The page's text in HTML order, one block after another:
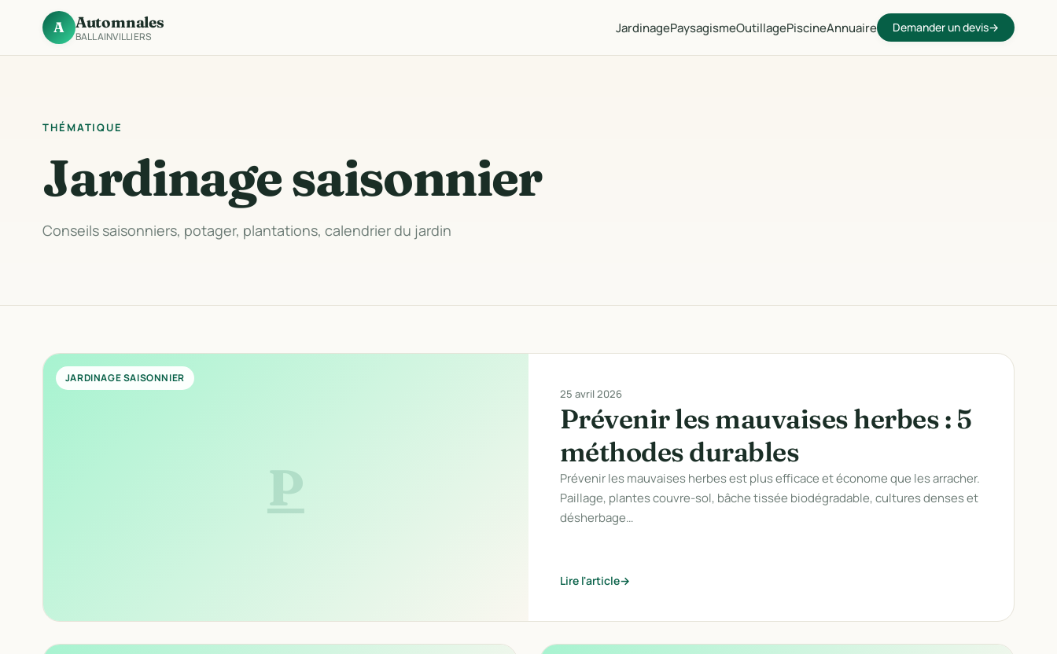
A Automnales
BALLAINVILLIERS
JardinagePaysagismeOutillagePiscineAnnuaire Demander un devis
THÉMATIQUE
Jardinage saisonnier
Conseils saisonniers, potager, plantations, calendrier du jardin
P
JARDINAGE SAISONNIER
25 avril 2026
Prévenir les mauvaises herbes : 5
méthodes durables
Prévenir les mauvaises herbes est plus efficace et économe que les arracher.
Paillage, plantes couvre-sol, bâche tissée biodégradable, cultures denses et
désherbage…
Lire l'article